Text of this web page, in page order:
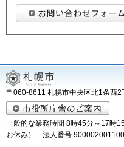
〒060-8611 札幌市中央区北1条
一般的な業務時間 8時45分～17時
お休み） 法人番号